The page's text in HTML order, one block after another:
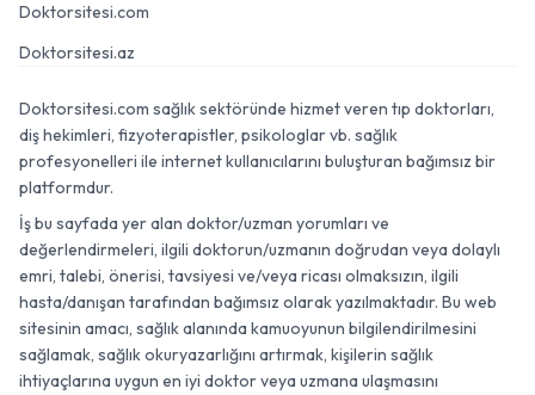
Doktorsitesi.com
Doktorsitesi.az
Doktorsitesi.com sağlık sektöründe hizmet veren tıp doktorları,
diş hekimleri, fizyoterapistler, psikologlar vb. sağlık
profesyonelleri ile internet kullanıcılarını buluşturan bağımsız bir
platformdur.
İş bu sayfada yer alan doktor/uzman yorumları ve
değerlendirmeleri, ilgili doktorun/uzmanın doğrudan veya dolaylı
emri, talebi, önerisi, tavsiyesi ve/veya ricası olmaksızın, ilgili
hasta/danışan tarafından bağımsız olarak yazılmaktadır. Bu web
sitesinin amacı, sağlık alanında kamuoyunun bilgilendirilmesini
sağlamak, sağlık okuryazarlığını artırmak, kişilerin sağlık
ihtiyaçlarına uygun en iyi doktor veya uzmana ulaşmasını